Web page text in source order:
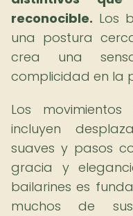
reconocible. Los
una postura
crea una
complicidad en la
Los
incluyen
suaves y pasos
gracia y
bailarines es
muchos de